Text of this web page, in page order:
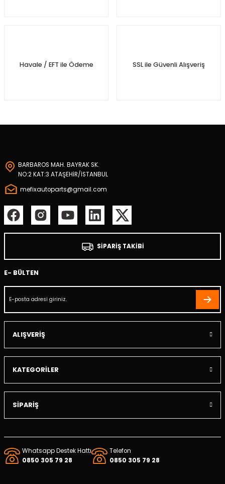
Hortumu
Yağ Filtresi
Havale / EFT ile Ödeme SSL ile Güvenli Alışveriş
BARBAROS MAH. BAYRAK SK.
NO:2 KAT:3 ATAŞEHİR/İSTANBUL
mefixautoparts@gmail.com
SİPARİŞ TAKİBİ
E- BÜLTEN
ALIŞVERİŞ
KATEGORİLER
SİPARİŞ
Whatsapp Destek Hattı
0850 305 79 28
Telefon
0850 305 79 28